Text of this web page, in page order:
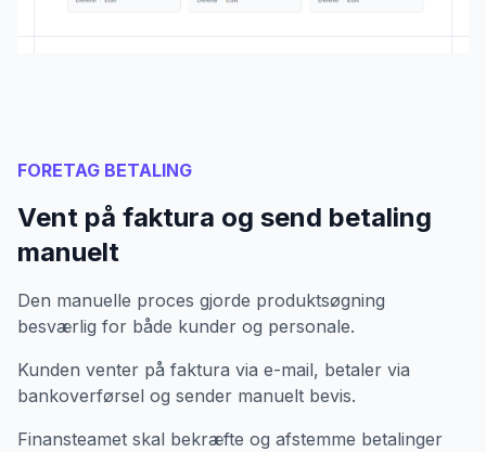
FORETAG BETALING
Vent på faktura og send betaling
manuelt
Den manuelle proces gjorde produktsøgning
besværlig for både kunder og personale.
Kunden venter på faktura via e-mail, betaler via
bankoverførsel og sender manuelt bevis.
Finansteamet skal bekræfte og afstemme betalinger